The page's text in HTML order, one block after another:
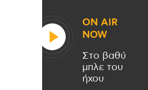
ON AIR
NOW
Στο βαθύ
μπλε του
ήχου